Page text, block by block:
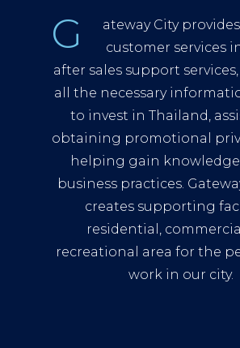
G
ateway City
customer services
after sales support
all the necessary
to invest in Thailand,
obtaining promotional
helping gain knowledge
business practices.
creates supporting
residential,
recreational area for the
work in our city.